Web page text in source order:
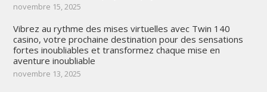
novembre 15, 2025
Vibrez au rythme des mises virtuelles avec Twin 140
casino, votre prochaine destination pour des sensations
fortes inoubliables et transformez chaque mise en
aventure inoubliable
novembre 13, 2025